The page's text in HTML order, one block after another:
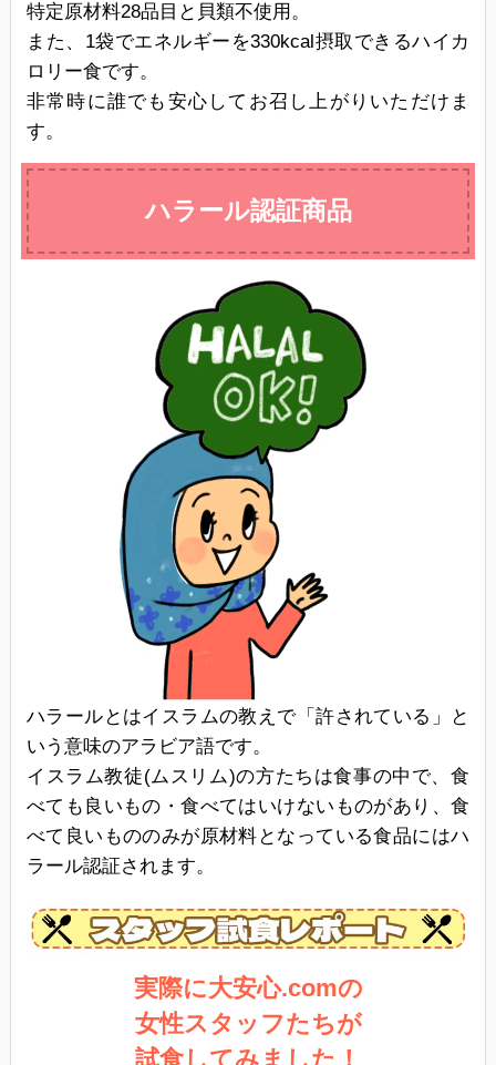
特定原材料28品目と貝類不使用。
また、1袋でエネルギーを330kcal摂取できるハイカ
ロリー食です。
非常時に誰でも安心してお召し上がりいただけま
す。
ハラール認証商品
ハラールとはイスラムの教えで「許されている」と
いう意味のアラビア語です。
イスラム教徒(ムスリム)の方たちは食事の中で、食
べても良いもの・食べてはいけないものがあり、食
べて良いもののみが原材料となっている食品にはハ
ラール認証されます。
実際に大安心.comの
女性スタッフたちが
試食してみました！